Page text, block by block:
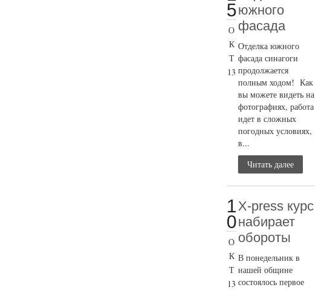
5
О
К
Т
13
южного
фасада
Отделка южного
фасада синагоги
продолжается
полным ходом! Как
вы можете видеть на
фотографиях, работа
идет в сложных
погодных условиях,
в...
Читать далее
1
0
О
К
Т
13
X-press курс
набирает
обороты
В понедельник в
нашей общине
состоялось первое